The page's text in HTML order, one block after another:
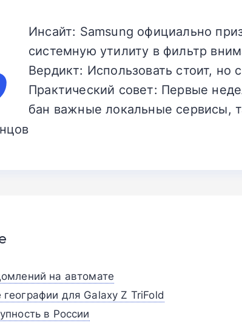
Инсайт: Samsung официально
системную утилиту в фильтр
Вердикт: Использовать стоит, но
Практический совет: Первые
бан важные локальные сервисы,
на автомате
для Galaxy Z TriFold
в России